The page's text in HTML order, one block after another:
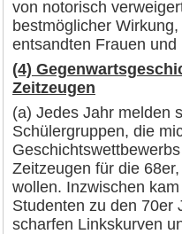
von notorisch
bestmöglicher
entsandten Frauen
(4)
Zeitzeugen
(a) Jedes Jahr melden
Schülergruppen, die
Zeitzeugen für die
wollen. Inzwischen
Studenten zu den 70er
scharfen Linkskurven